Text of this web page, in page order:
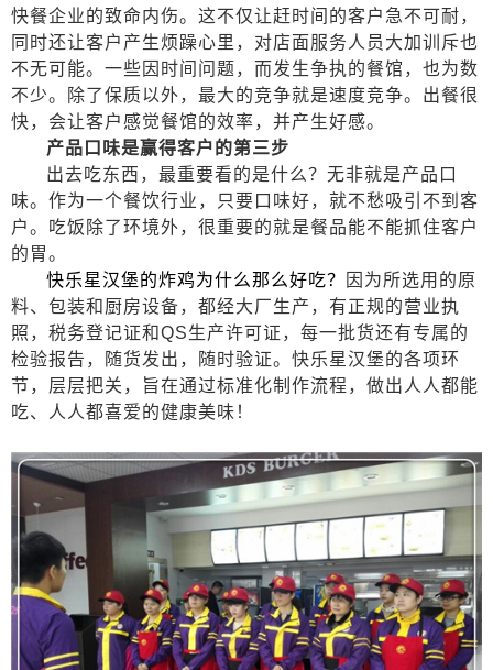
快餐企业的致命内伤。这不仅让赶时间的客户急不可耐，
同时还让客户产生烦躁心里，对店面服务人员大加训斥也
不无可能。一些因时间问题，而发生争执的餐馆，也为数
不少。除了保质以外，最大的竞争就是速度竞争。出餐很
快，会让客户感觉餐馆的效率，并产生好感。
产品口味是赢得客户的第三步
出去吃东西，最重要看的是什么？无非就是产品口
味。作为一个餐饮行业，只要口味好，就不愁吸引不到客
户。
吃饭除了环境外，很重要的就是餐品能不能抓住客户
的胃。
快乐星汉堡的炸鸡为什么那么好吃？
因为所选用的原
料、包装和厨房设备，都经大厂生产，有正规的营业执
照，税务登记证和QS生产许可证，每一批货还有专属的
检验报告，随货发出，随时验证。快乐星汉堡的各项环
节，层层把关，旨在通过标准化制作流程，做出人人都能
吃、人人都喜爱的健康美味！